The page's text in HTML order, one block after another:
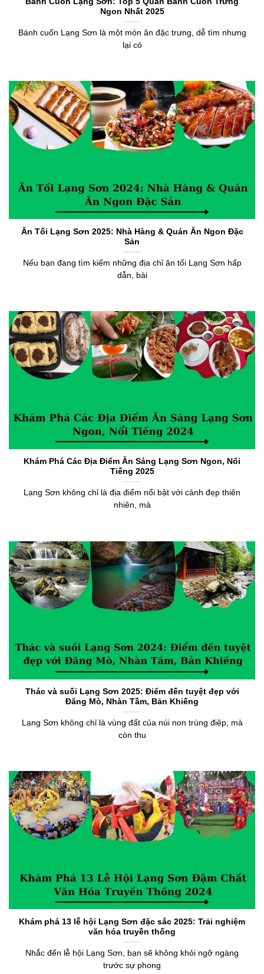
Ngon Nhất 2025
Bánh cuốn Lạng Sơn là một món ăn đặc trưng, dễ tìm nhưng
lại có
Ăn Tối Lạng Sơn 2025: Nhà Hàng & Quán Ăn Ngon Đặc
Sản
Nếu bạn đang tìm kiếm những địa chỉ ăn tối Lạng Sơn hấp
dẫn, bài
Khám Phá Các Địa Điểm Ăn Sáng Lạng Sơn Ngon, Nổi
Tiếng 2025
Lạng Sơn không chỉ là địa điểm nổi bật với cảnh đẹp thiên
nhiên, mà
Thác và suối Lạng Sơn 2025: Điểm đến tuyệt đẹp với
Đăng Mò, Nhàn Tầm, Bản Khiếng
Lạng Sơn không chỉ là vùng đất của núi non trùng điệp, mà
còn thu
Khám phá 13 lễ hội Lạng Sơn đặc sắc 2025: Trải nghiệm
văn hóa truyền thống
Nhắc đến lễ hội Lạng Sơn, bạn sẽ không khỏi ngỡ ngàng
trước sự phong